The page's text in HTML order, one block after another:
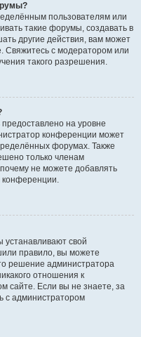
пользователям или
такие форумы, создавать в
другие действия, вам может
Свяжитесь с модератором или
такого разрешения.
на уровне
конференции может
форумах. Также
только членам
не можете добавлять
конференции.
свой
правило, вы можете
решение администратора
отношения к
сайте. Если вы не знаете, за
с администратором